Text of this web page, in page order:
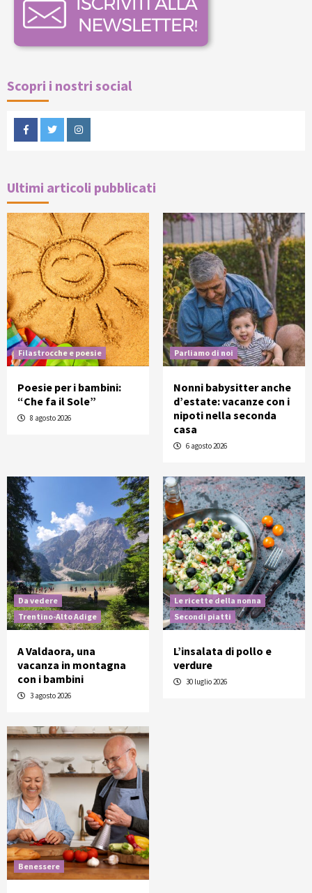
Scopri i nostri social
FacebookTwitterInstagram
Ultimi articoli pubblicati
Filastrocche e poesie
Poesie per i bambini:
“Che fa il Sole”
8 agosto 2026
Parliamo di noi
Nonni babysitter anche
d’estate: vacanze con i
nipoti nella seconda
casa
6 agosto 2026
Da vedere
Trentino-Alto Adige
A Valdaora, una
vacanza in montagna
con i bambini
3 agosto 2026
Le ricette della nonna
Secondi piatti
L’insalata di pollo e
verdure
30 luglio 2026
Benessere